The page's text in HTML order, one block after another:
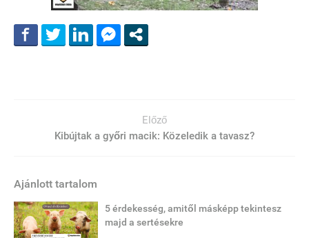
Előző
Kibújtak a győri macik: Közeledik a tavasz?
Ajánlott tartalom
5 érdekesség, amitől másképp tekintesz
majd a sertésekre